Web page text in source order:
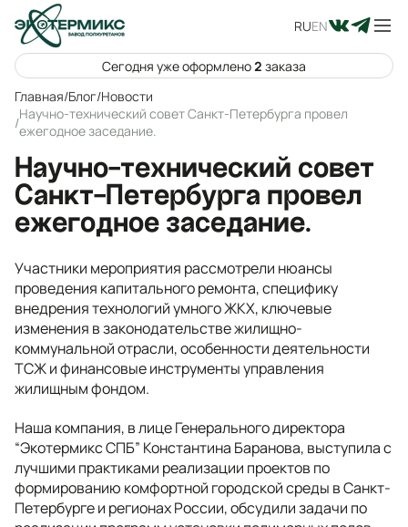
RUEN
Сегодня уже оформлено 2 заказа
Главная/Блог/Новости
/Научно-технический совет Санкт-Петербурга провел
ежегодное заседание.
Научно-технический совет
Санкт-Петербурга провел
ежегодное заседание.
Участники мероприятия рассмотрели нюансы
проведения капитального ремонта, специфику
внедрения технологий умного ЖКХ, ключевые
изменения в законодательстве жилищно-
коммунальной отрасли, особенности деятельности
ТСЖ и финансовые инструменты управления
жилищным фондом.
Наша компания, в лице Генерального директора
“Экотермикс СПБ” Константина Баранова, выступила с
лучшими практиками реализации проектов по
формированию комфортной городской среды в Санкт-
Петербурге и регионах России, обсудили задачи по